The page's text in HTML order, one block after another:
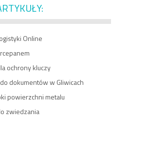
Online
ochrony kluczy
dokumentów w Gliwicach
powierzchni metalu
zwiedzania